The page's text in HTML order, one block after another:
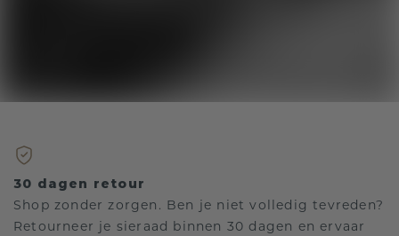
30 dagen retour
Shop zonder zorgen. Ben je niet volledig tevreden?
Retourneer je sieraad binnen 30 dagen en ervaar